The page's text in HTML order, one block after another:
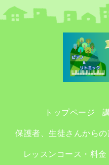
トップページ
保護者、生徒さんからの
レッスンコース・料金